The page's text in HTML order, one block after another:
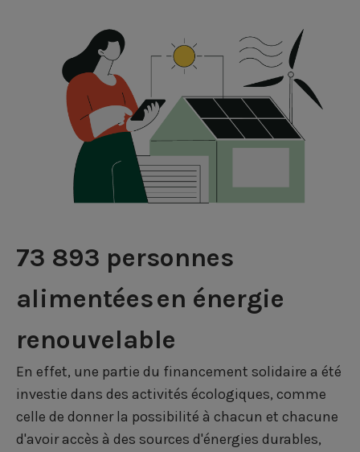
73 893 personnes
alimentéesen énergie
renouvelable
En effet, une partie du financement solidaire a été
investie dans des activités écologiques, comme
celle de donner la possibilité à chacun et chacune
d'avoir accès à des sources d'énergies durables,